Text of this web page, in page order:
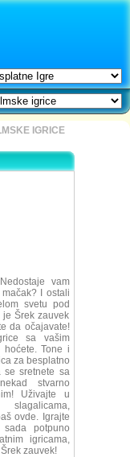
IGRICE
vam
I ostali
svetu pod
Šrek zauvek
da očajavate!
sa vašim
hoćete. Tone i
za besplatno
se sretnete sa
stvarno
Uživajte u
ovde. Igrajte
potpuno
igricama,
zauvek!